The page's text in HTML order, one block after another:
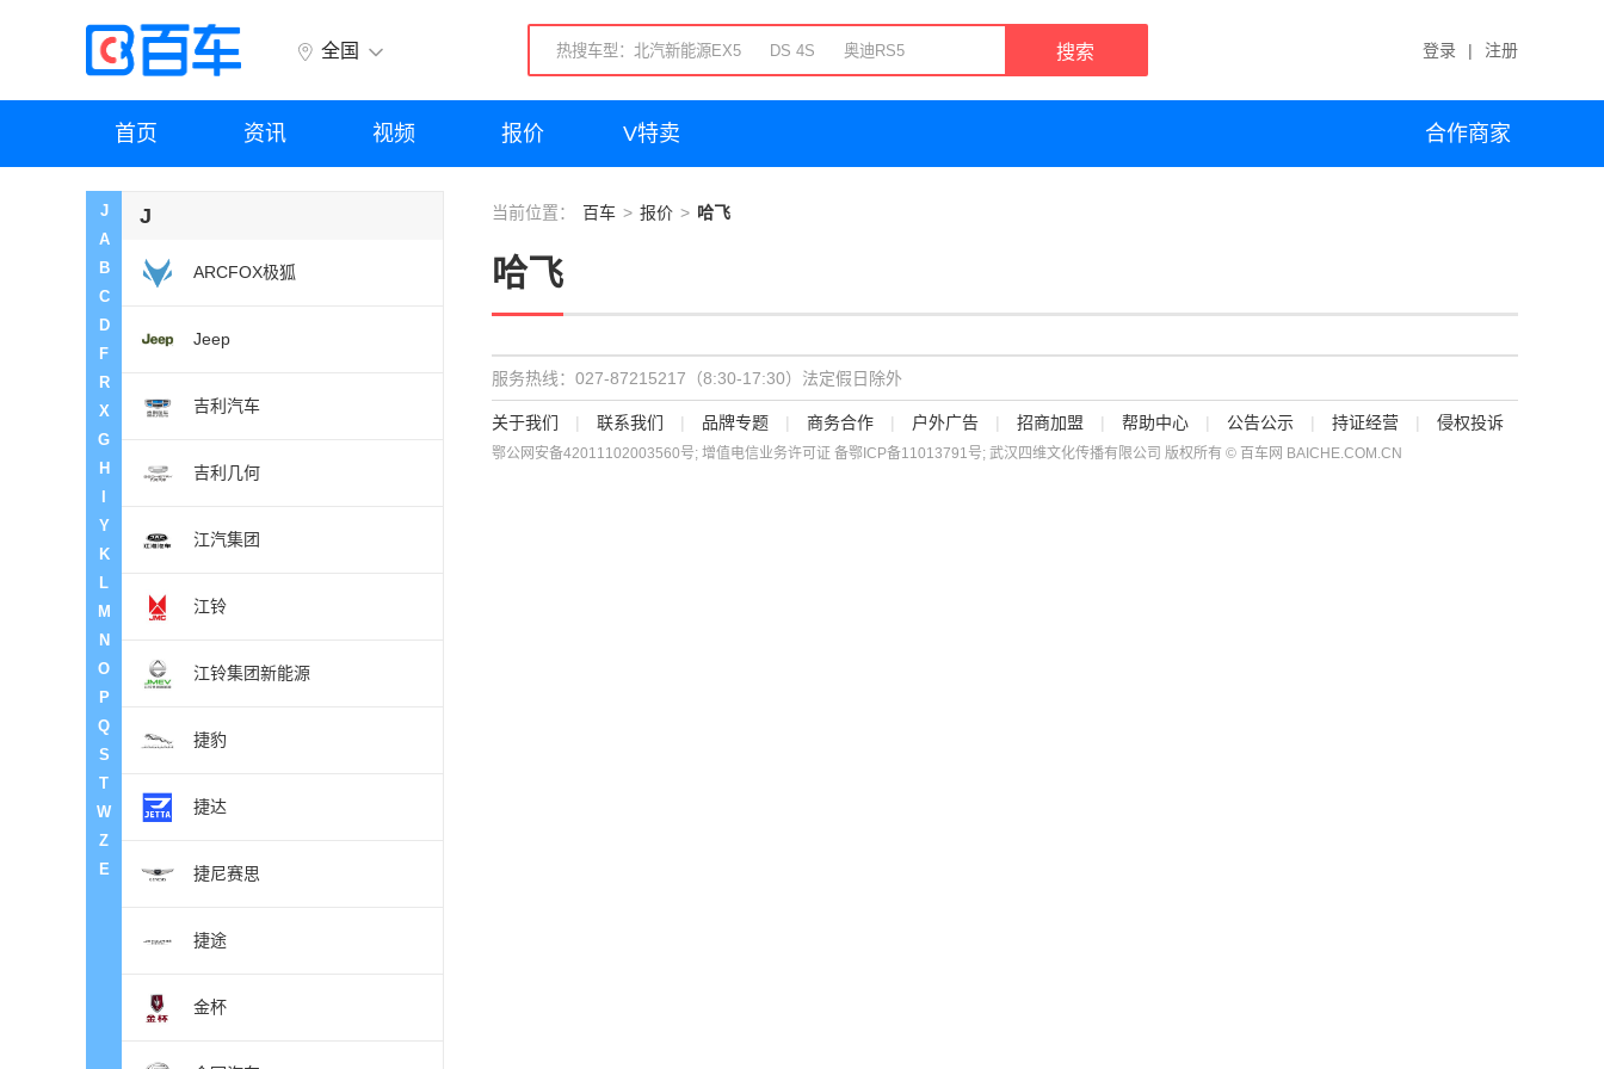
全国 搜索 登录 | 注册
首页 资讯 视频 报价 V特卖 合作商家
J
A
B
C
D
F
R
X
G
H
Y
K
L
M
N
O
P
Q
S
T
W
Z
E
J
ARCFOX极狐
Jeep
吉利汽车
吉利几何
江汽集团
江铃
江铃集团新能源
捷豹
捷达
捷尼赛思
捷途
金杯
当前位置： 百车 报价 哈飞
哈飞
服务热线：027-87215217（8:30-17:30）法定假日除外
关于我们 | 联系我们 | 品牌专题 | 商务合作 | 户外广告 | 招商加盟 | 帮助中心 | 公告公示 | 持证经营 | 侵权投诉
鄂公网安备42011102003560号; 增值电信业务许可证 备鄂ICP备11013791号; 武汉四维文化传播有限公司 版权所有 © 百车网 BAICHE.COM.CN